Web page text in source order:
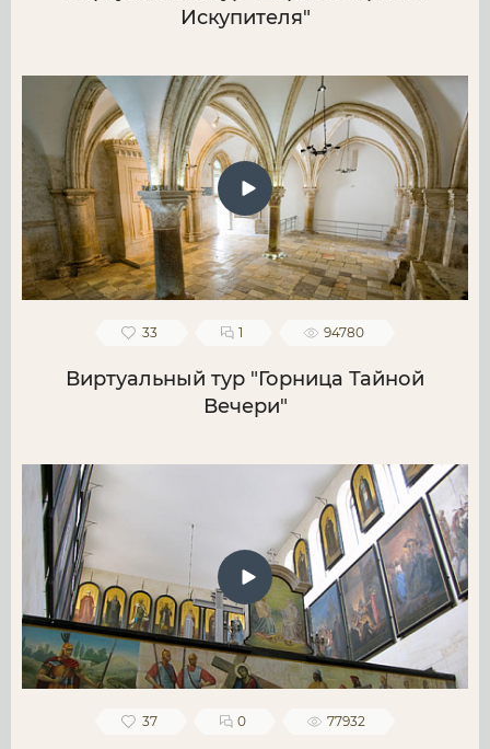
Искупителя"
33 1 94780
Виртуальный тур "Горница Тайной
Вечери"
37 0 77932